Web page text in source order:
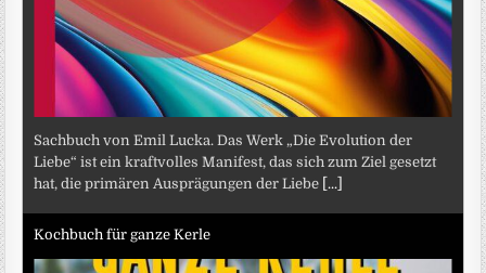
Sachbuch von Emil Lucka. Das Werk „Die Evolution der
Liebe“ ist ein kraftvolles Manifest, das sich zum Ziel gesetzt
hat, die primären Ausprägungen der Liebe [...]
Kochbuch für ganze Kerle